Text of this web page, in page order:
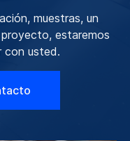
muestras, un
estaremos
con usted.